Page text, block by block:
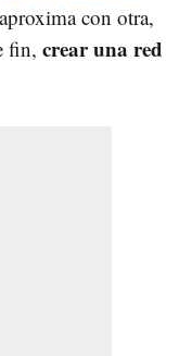
con otra,
fin, crear una red